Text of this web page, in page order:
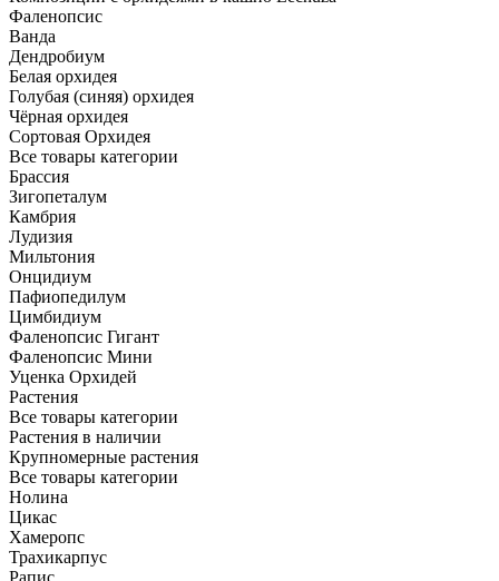
Фаленопсис
Ванда
Дендробиум
Белая орхидея
Голубая (синяя) орхидея
Чёрная орхидея
Сортовая Орхидея
Все товары категории
Брассия
Зигопеталум
Камбрия
Лудизия
Мильтония
Онцидиум
Пафиопедилум
Цимбидиум
Фаленопсис Гигант
Фаленопсис Мини
Уценка Орхидей
Растения
Все товары категории
Растения в наличии
Крупномерные растения
Все товары категории
Нолина
Цикас
Хамеропс
Трахикарпус
Рапис